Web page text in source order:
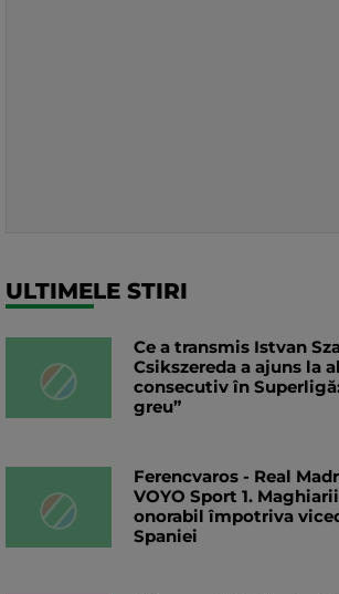
ULTIMELE STIRI
Ce a transmis Istvan
Csikszereda a ajuns la
consecutiv în
greu”
Ferencvaros - Real
VOYO Sport 1.
onorabil împotriva
Spaniei